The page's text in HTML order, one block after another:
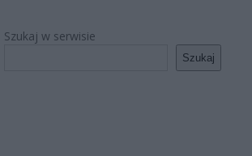
Szukaj w serwisie
Szukaj